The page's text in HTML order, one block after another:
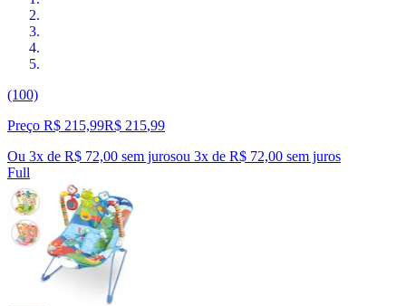
(100)
Preço R$ 215,99R$ 215,99
Ou 3x de R$ 72,00 sem jurosou 3x de R$ 72,00 sem juros
Full